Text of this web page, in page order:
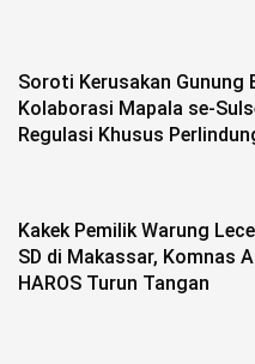
Soroti Kerusakan Gunung
Kolaborasi Mapala se-
Regulasi Khusus
Kakek Pemilik Warung
SD di Makassar, Komnas
HAROS Turun Tangan